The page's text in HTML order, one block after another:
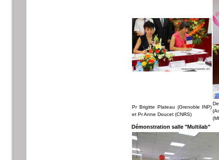
Pr Brigitte Plateau (Grenoble INP)
et Pr Anne Doucet (CNRS)
Démonstration salle "Multilab"